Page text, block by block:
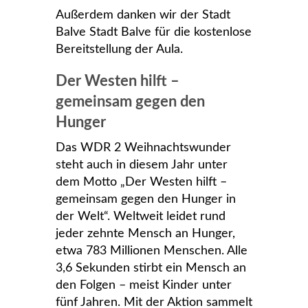
Außerdem danken wir der Stadt
Balve Stadt Balve für die kostenlose
Bereitstellung der Aula.
Der Westen hilft –
gemeinsam gegen den
Hunger
Das WDR 2 Weihnachtswunder
steht auch in diesem Jahr unter
dem Motto „Der Westen hilft –
gemeinsam gegen den Hunger in
der Welt“. Weltweit leidet rund
jeder zehnte Mensch an Hunger,
etwa 783 Millionen Menschen. Alle
3,6 Sekunden stirbt ein Mensch an
den Folgen – meist Kinder unter
fünf Jahren. Mit der Aktion sammelt